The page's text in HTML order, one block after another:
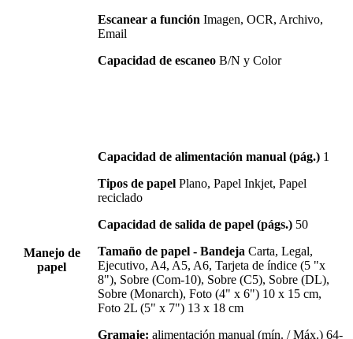
Escanear a función Imagen, OCR, Archivo,
Email
Capacidad de escaneo B/N y Color
Manejo de
papel
Capacidad de alimentación manual (pág.) 1
Tipos de papel Plano, Papel Inkjet, Papel
reciclado
Capacidad de salida de papel (págs.) 50
Tamaño de papel - Bandeja Carta, Legal,
Ejecutivo, A4, A5, A6, Tarjeta de índice (5 "x
8"), Sobre (Com-10), Sobre (C5), Sobre (DL),
Sobre (Monarch), Foto (4" x 6") 10 x 15 cm,
Foto 2L (5" x 7") 13 x 18 cm
Gramaje: alimentación manual (mín. / Máx.) 64-